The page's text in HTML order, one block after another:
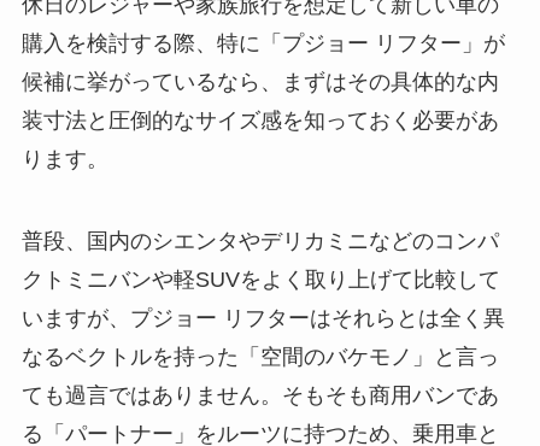
購入を検討する際、特に「プジョー リフター」が
候補に挙がっているなら、まずはその具体的な内
装寸法と圧倒的なサイズ感を知っておく必要があ
ります。
普段、国内のシエンタやデリカミニなどのコンパ
クトミニバンや軽SUVをよく取り上げて比較して
いますが、プジョー リフターはそれらとは全く異
なるベクトルを持った「空間のバケモノ」と言っ
ても過言ではありません。そもそも商用バンであ
る「パートナー」をルーツに持つため、乗用車と